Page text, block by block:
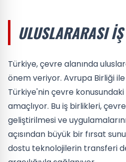
ULUSLARARASI
Türkiye, çevre alanında
önem veriyor. Avrupa Birliği
Türkiye'nin çevre
amaçlıyor. Bu iş birlikleri,
geliştirilmesi ve
açısından büyük bir fırsat
dostu teknolojilerin transferi